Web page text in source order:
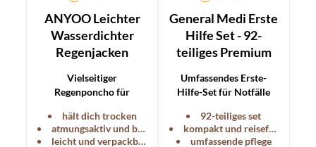
ANYOO Leichter
Wasserdichter
Regenjacken
Vielseitiger
Regenponcho für
hervorragender
Wasserdichtigkeit und
hält dich trocken
atmungsaktiv und bequem
leicht und verpackbar
General Medi Erste
Hilfe Set - 92-
teiliges Premium
Umfassendes Erste-
Hilfe-Set für Notfälle
anderen Outdoor-
Aktivitäten.
92-teiliges set
kompakt und reisefreundlich
umfassende pflege